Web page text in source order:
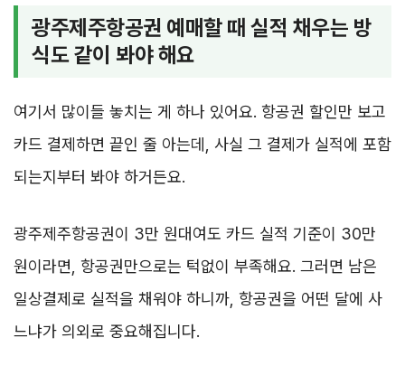
광주제주항공권 예매할 때 실적 채우는 방
식도 같이 봐야 해요
여기서 많이들 놓치는 게 하나 있어요. 항공권 할인만 보고
카드 결제하면 끝인 줄 아는데, 사실 그 결제가 실적에 포함
되는지부터 봐야 하거든요.
광주제주항공권이 3만 원대여도 카드 실적 기준이 30만
원이라면, 항공권만으로는 턱없이 부족해요. 그러면 남은
일상결제로 실적을 채워야 하니까, 항공권을 어떤 달에 사
느냐가 의외로 중요해집니다.